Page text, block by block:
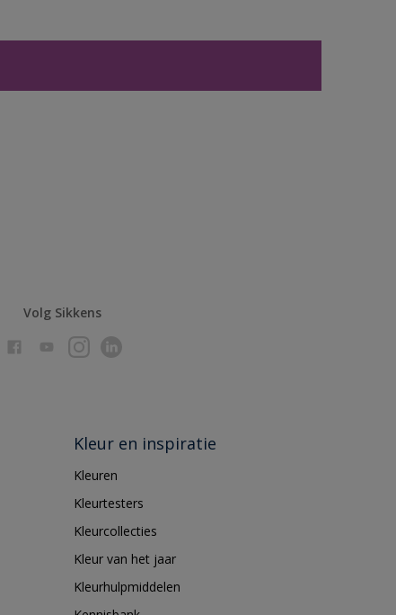
Volg Sikkens
Kleur en inspiratie
Kleuren
Kleurtesters
Kleurcollecties
Kleur van het jaar
Kleurhulpmiddelen